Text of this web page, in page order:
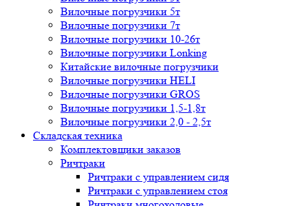
Вилочные погрузчики 5т
Вилочные погрузчики 7т
Вилочные погрузчики 10-26т
Вилочные погрузчики Lonking
Китайские вилочные погрузчики
Вилочные погрузчики HELI
Вилочные погрузчики GROS
Вилочные погрузчики 1,5-1,8т
Вилочные погрузчики 2,0 - 2,5т
Складская техника
Комплектовщики заказов
Ричтраки
Ричтраки с управлением сидя
Ричтраки с управлением стоя